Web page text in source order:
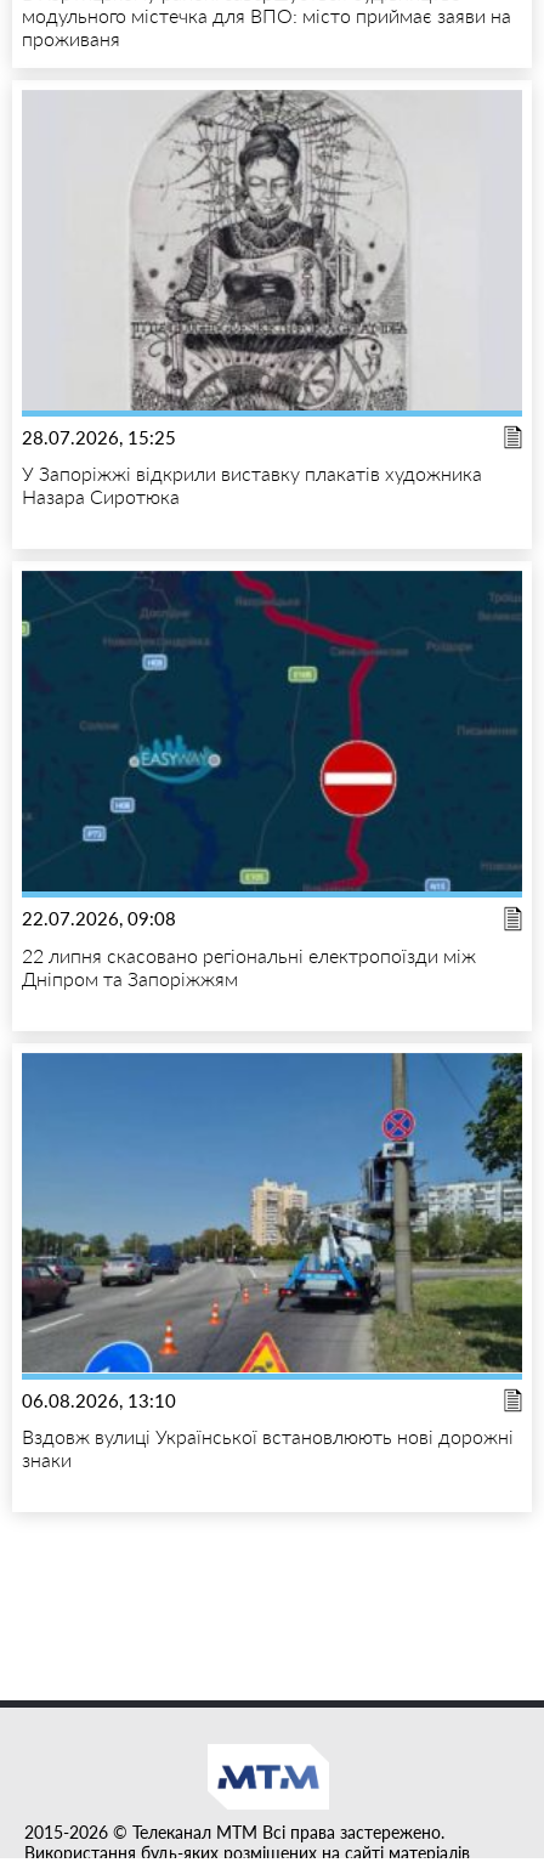
модульного містечка для ВПО: місто приймає заяви на
проживаня
28.07.2026, 15:25
У Запоріжжі відкрили виставку плакатів художника
Назара Сиротюка
22.07.2026, 09:08
22 липня скасовано регіональні електропоїзди між
Дніпром та Запоріжжям
06.08.2026, 13:10
Вздовж вулиці Української встановлюють нові дорожні
знаки
2015-2026 © Телеканал MTM Всі права застережено.
Використання будь-яких розміщених на сайті матеріалів